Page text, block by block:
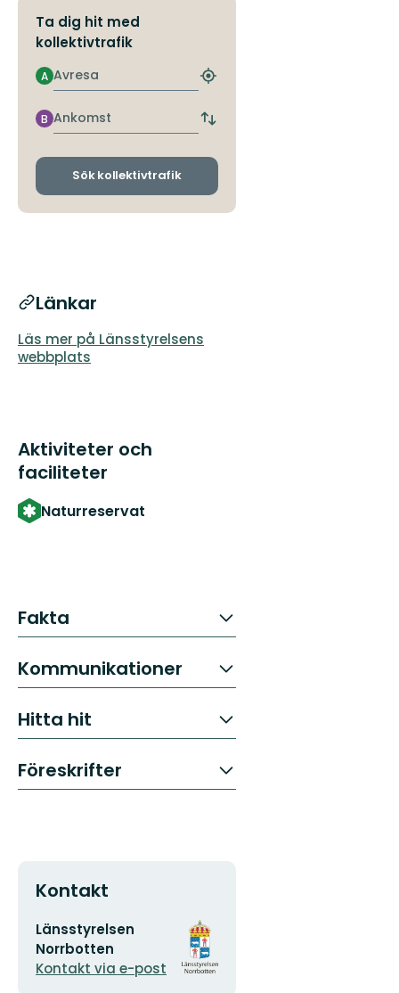
Ta dig hit med
kollektivtrafik
Avresa
A
Hitta
hållplats
Ankomst
B
Byt
och
Sök kollektivtrafik
Länkar
Läs mer på Länsstyrelsens
webbplats
Aktiviteter och
faciliteter
Naturreservat
Fakta
Kommunikationer
Hitta hit
Föreskrifter
Kontakt
E-
postadress
Länsstyrelsen
Norrbotten
Kontakt via e-post
Organisationens
logotyp